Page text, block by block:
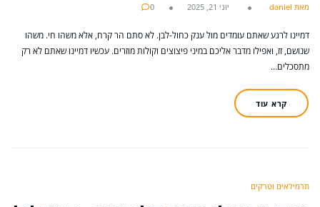
מאת daniel יוני 21, 2025 0
דמיינו לרגע שאתם עומדים מול ענק כחול-לבן. לא סתם הר קרח, אלא משהו חי. משהו
שנושם, זז, ואפילו מדבר אליכם במיני פיצוצים וקולות מוזרים. עכשיו דמיינו שאתם לא רק
מתסכלים…
קרא עוד
תרמילאים וטרקים